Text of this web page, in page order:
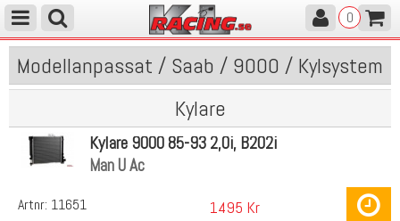
0
Modellanpassat / Saab / 9000 / Kylsystem
Kylare
Artnr: 11651
Kylare 9000 85-93 2,0i, B202i
Man U Ac
1495 Kr